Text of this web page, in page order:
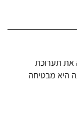
את תערוכת
היא מבטיחה